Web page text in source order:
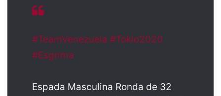
#TeamVenezuela #Tokio2020
#Esgrima
Espada Masculina Ronda de 32